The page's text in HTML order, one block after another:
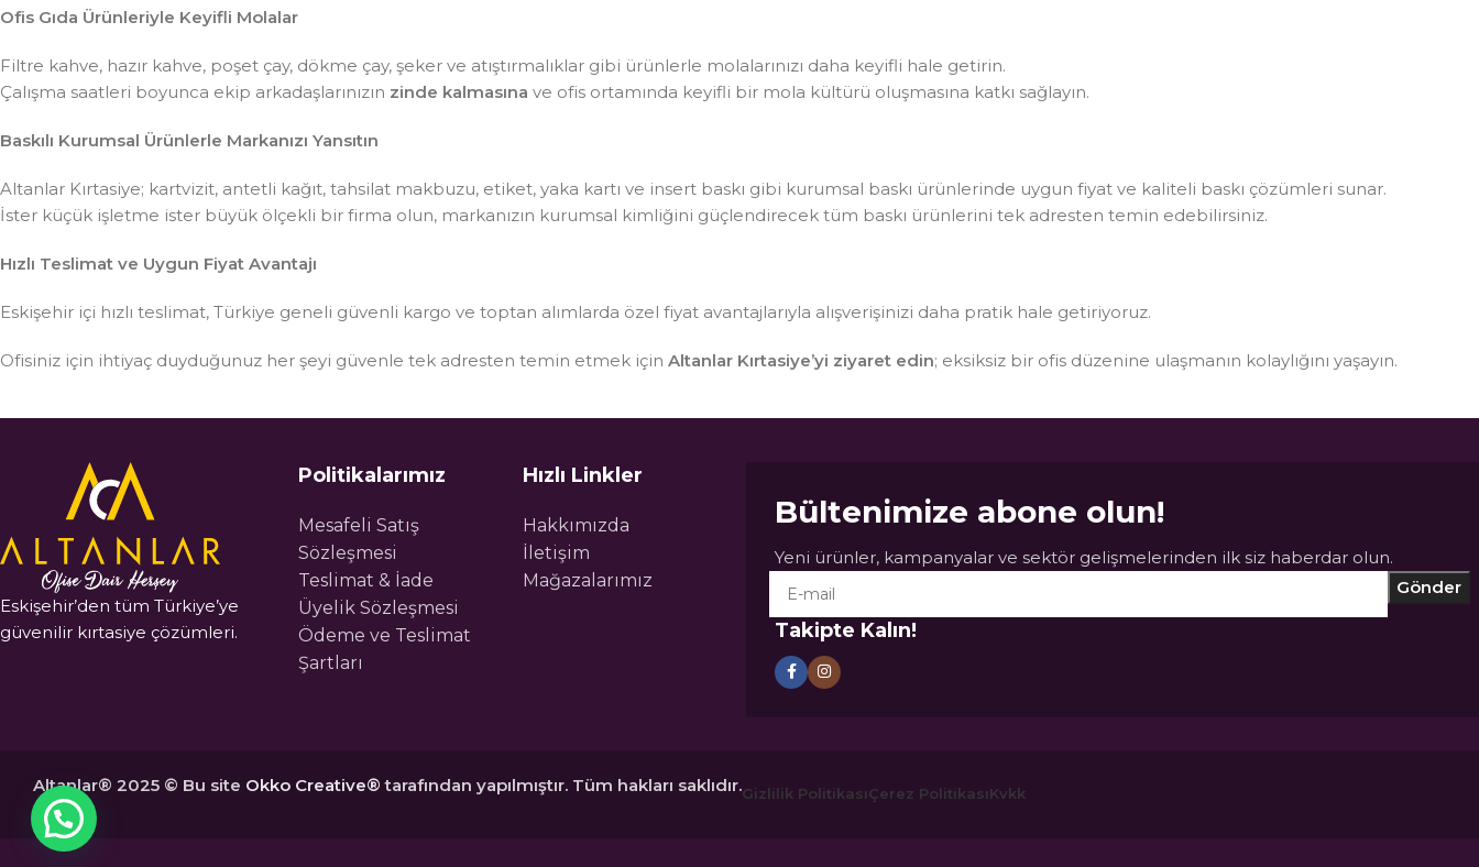
Ofis Gıda Ürünleriyle Keyifli Molalar
Filtre kahve, hazır kahve, poşet çay, dökme çay, şeker ve atıştırmalıklar gibi ürünlerle molalarınızı daha keyifli hale getirin.
Çalışma saatleri boyunca ekip arkadaşlarınızın zinde kalmasına ve ofis ortamında keyifli bir mola kültürü oluşmasına katkı sağlayın.
Baskılı Kurumsal Ürünlerle Markanızı Yansıtın
Altanlar Kırtasiye; kartvizit, antetli kağıt, tahsilat makbuzu, etiket, yaka kartı ve insert baskı gibi kurumsal baskı ürünlerinde uygun fiyat ve kaliteli baskı çözümleri sunar.
İster küçük işletme ister büyük ölçekli bir firma olun, markanızın kurumsal kimliğini güçlendirecek tüm baskı ürünlerini tek adresten temin edebilirsiniz.
Hızlı Teslimat ve Uygun Fiyat Avantajı
Eskişehir içi hızlı teslimat, Türkiye geneli güvenli kargo ve toptan alımlarda özel fiyat avantajlarıyla alışverişinizi daha pratik hale getiriyoruz.
Ofisiniz için ihtiyaç duyduğunuz her şeyi güvenle tek adresten temin etmek için Altanlar Kırtasiye’yi ziyaret edin; eksiksiz bir ofis düzenine ulaşmanın kolaylığını yaşayın.
Eskişehir’den tüm Türkiye’ye
güvenilir kırtasiye çözümleri.
Politikalarımız
Mesafeli Satış
Sözleşmesi
Teslimat & İade
Üyelik Sözleşmesi
Ödeme ve Teslimat
Şartları
Hızlı Linkler
Hakkımızda
İletişim
Mağazalarımız
Bültenimize abone olun!
Yeni ürünler, kampanyalar ve sektör gelişmelerinden ilk siz haberdar olun.
Takipte Kalın!
Altanlar® 2025 © Bu site Okko Creative® tarafından yapılmıştır. Tüm hakları saklıdır.Gizlilik PolitikasıÇerez PolitikasıKvkk